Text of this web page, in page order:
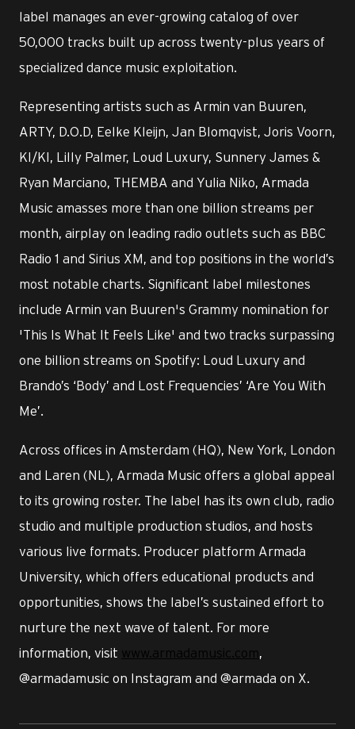
label manages an ever-growing catalog of over
50,000 tracks built up across twenty-plus years of
specialized dance music exploitation.
Representing artists such as Armin van Buuren,
ARTY, D.O.D, Eelke Kleijn, Jan Blomqvist, Joris Voorn,
KI/KI, Lilly Palmer, Loud Luxury, Sunnery James &
Ryan Marciano, THEMBA and Yulia Niko, Armada
Music amasses more than one billion streams per
month, airplay on leading radio outlets such as BBC
Radio 1 and Sirius XM, and top positions in the world’s
most notable charts. Significant label milestones
include Armin van Buuren's Grammy nomination for
'This Is What It Feels Like' and two tracks surpassing
one billion streams on Spotify: Loud Luxury and
Brando’s ‘Body’ and Lost Frequencies’ ‘Are You With
Me’.
Across offices in Amsterdam (HQ), New York, London
and Laren (NL), Armada Music offers a global appeal
to its growing roster. The label has its own club, radio
studio and multiple production studios, and hosts
various live formats. Producer platform Armada
University, which offers educational products and
opportunities, shows the label’s sustained effort to
nurture the next wave of talent. For more
information, visit www.armadamusic.com,
@armadamusic on Instagram and @armada on X.